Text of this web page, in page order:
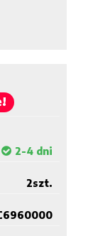
2-4 dni
szt.
2